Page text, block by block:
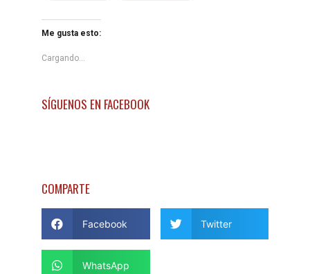
Me gusta esto:
Cargando...
SÍGUENOS EN FACEBOOK
COMPARTE
Facebook Twitter
WhatsApp